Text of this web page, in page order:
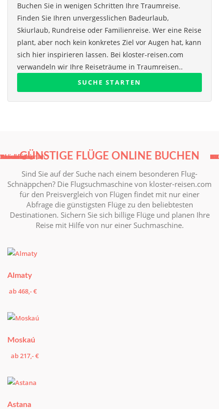
Buchen Sie in wenigen Schritten Ihre Traumreise.
Finden Sie Ihren unvergesslichen Badeurlaub,
Skiurlaub, Rundreise oder Familienreise. Wer eine Reise
plant, aber noch kein konkretes Ziel vor Augen hat, kann
sich hier inspirieren lassen. Bei kloster-reisen.com
verwandeln wir Ihre Reiseträume in Traumreisen..
SUCHE STARTEN
GÜNSTIGE FLÜGE ONLINE BUCHEN
Sind Sie auf der Suche nach einem besonderen Flug-
Schnäppchen? Die Flugsuchmaschine von kloster-reisen.com
für den Preisvergleich von Flügen findet mit nur einer
Abfrage die günstigsten Flüge zu den beliebtesten
Destinationen. Sichern Sie sich billige Flüge und planen Ihre
Reise mit Hilfe von nur einer Suchmaschine.
Kasachstan KZ
Almaty
ab 468,- €
Russland RU
Moskaú
ab 217,- €
Kasachstan KZ
Astana
Russland RU
Weissrussland BY
Aserbaidschan AZ
Ukraine UA
Usbekistan UZ